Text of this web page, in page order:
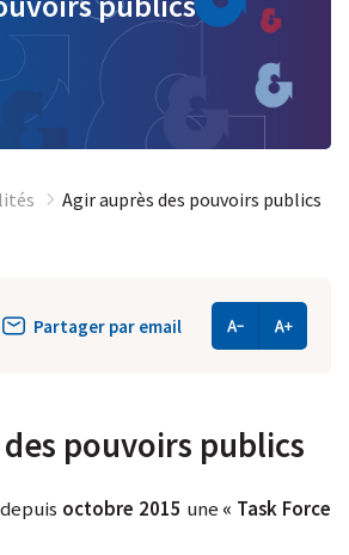
Agir auprès des pouvoirs publics
Partager par email
pouvoirs publics
octobre 2015 une « Task Force